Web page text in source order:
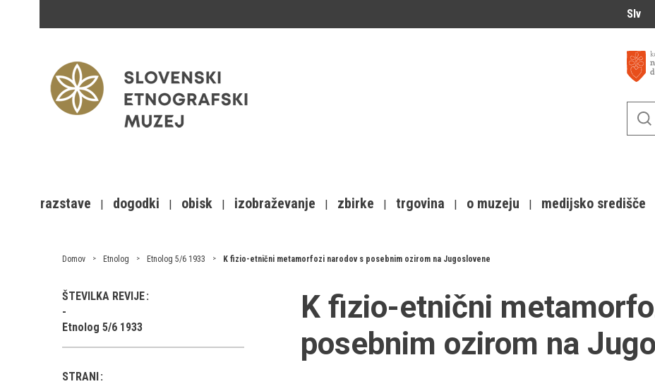
Slv
razstave dogodki obisk izobraževanje zbirke trgovina o muzeju medijsko središče
Domov Etnolog Etnolog 5/6 1933 K fizio-etnični metamorfozi narodov s posebnim ozirom na Jugoslovene
ŠTEVILKA REVIJE
Etnolog 5/6 1933
STRANI
K fizio-etnični
posebnim ozirom na